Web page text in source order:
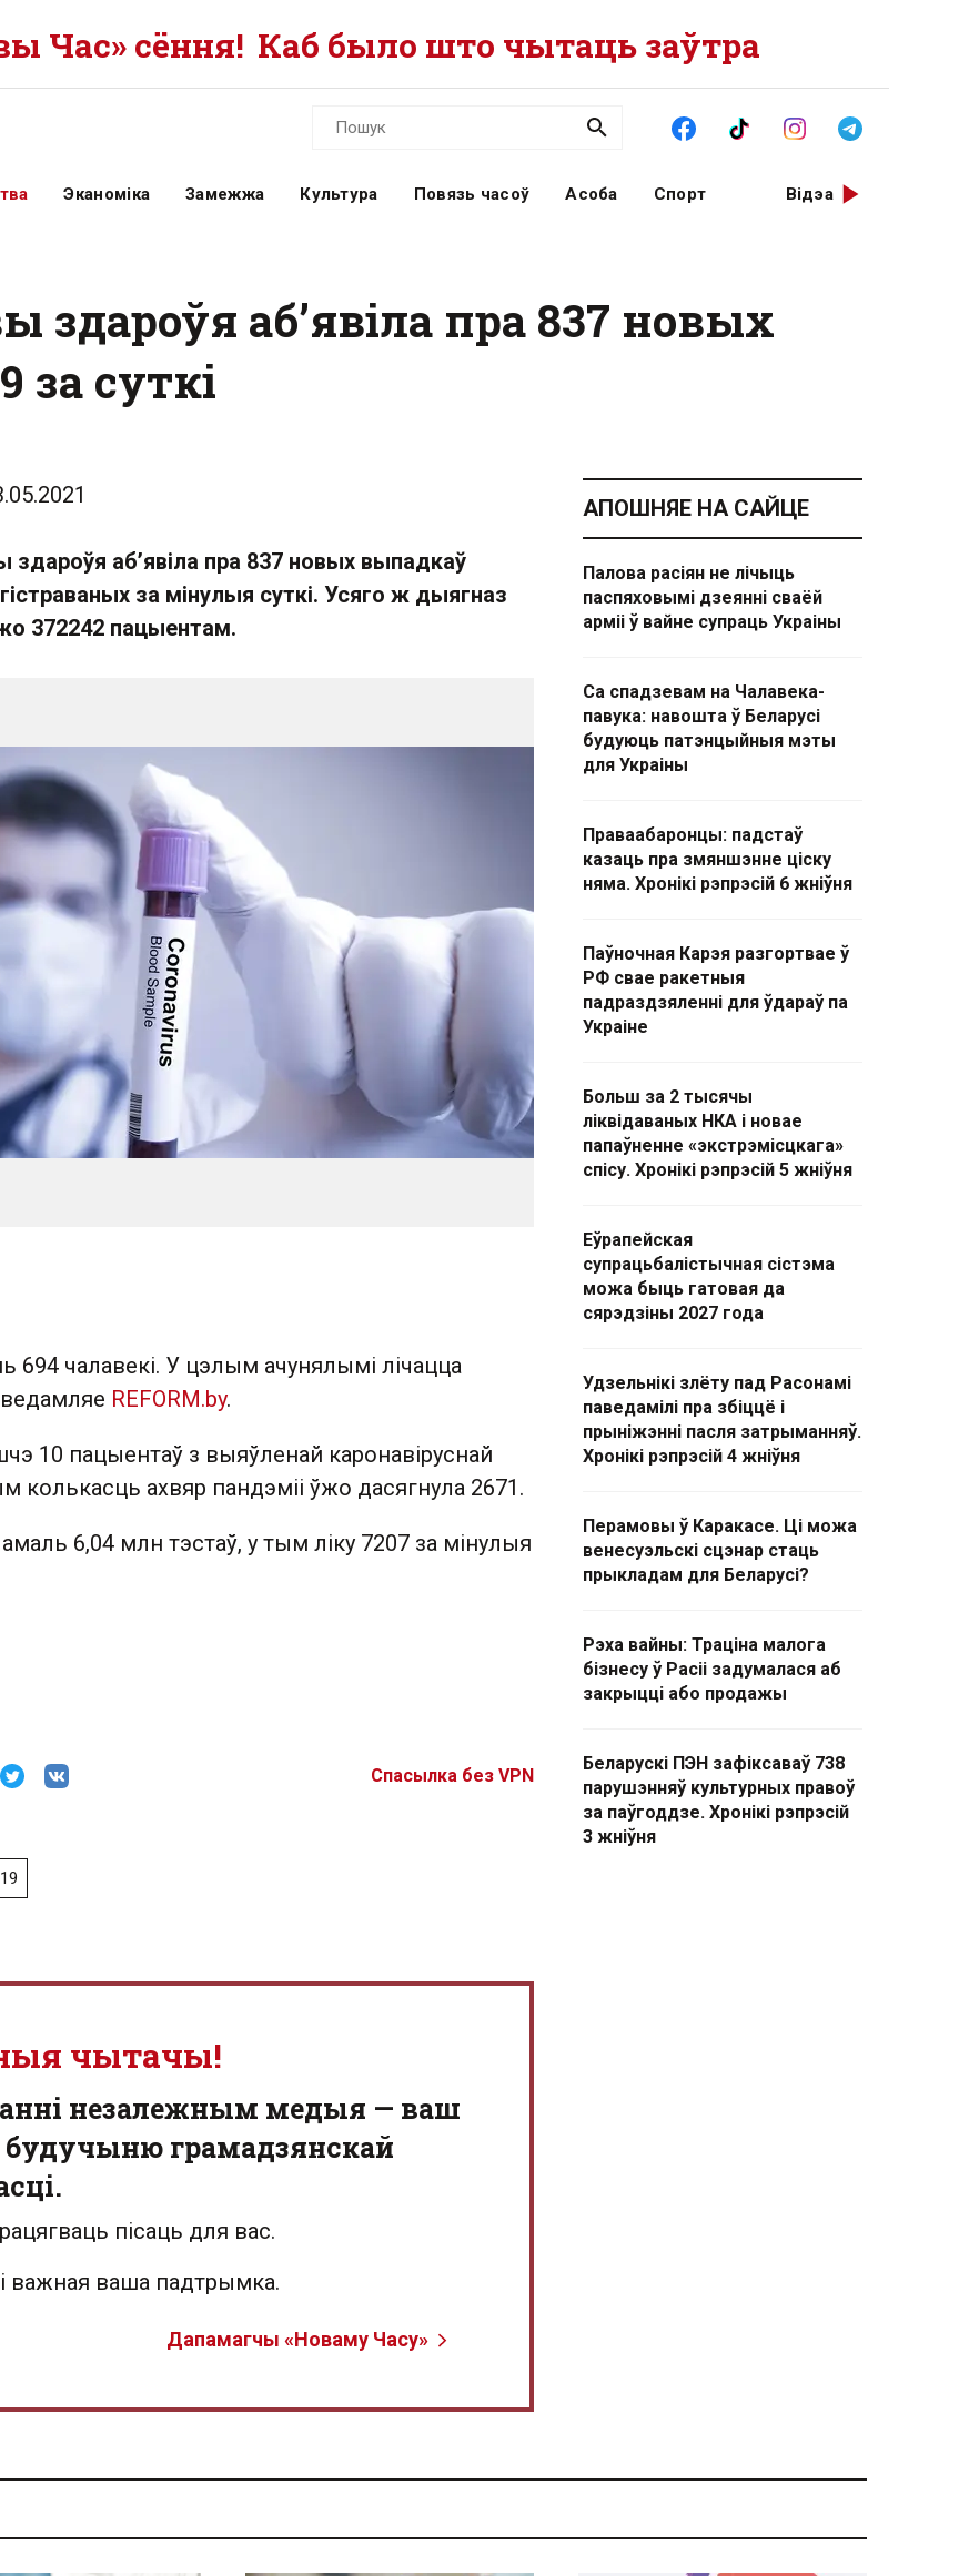
Час» сёння! Каб было што чытаць заўтра
Эканоміка Замежжа Культура Повязь часоў Асоба Спорт Відэа
здароўя аб’явіла пра 837 новых
за суткі
здароўя аб’явіла пра 837 новых выпадкаў
за мінулыя суткі. Усяго ж дыягназ
372242 пацыентам.
694 чалавекі. У цэлым ачунялымі лічацца
REFORM.by.
10 пацыентаў з выяўленай каронавіруснай
колькасць ахвяр пандэміі ўжо дасягнула 2671.
6,04 млн тэстаў, у тым ліку 7207 за мінулыя
Спасылка без VPN
чытачы!
незалежным медыя — ваш
будучыню грамадзянскай
пісаць для вас.
важная ваша падтрымка.
Дапамагчы «Новаму Часу»
АПОШНЯЕ НА САЙЦЕ
Палова расіян не лічыць
паспяховымі дзеянні сваёй
арміі ў вайне супраць Украіны
Са спадзевам на Чалавека-
павука: навошта ў Беларусі
будуюць патэнцыйныя мэты
для Украіны
Праваабаронцы: падстаў
казаць пра змяншэнне ціску
няма. Хронікі рэпрэсій 6 жніўня
Паўночная Карэя разгортвае ў
РФ свае ракетныя
падраздзяленні для ўдараў па
Украіне
Больш за 2 тысячы
ліквідаваных НКА і новае
папаўненне «экстрэмісцкага»
спісу. Хронікі рэпрэсій 5 жніўня
Еўрапейская
супрацьбалістычная сістэма
можа быць гатовая да
сярэдзіны 2027 года
Удзельнікі злёту пад Расонамі
паведамілі пра збіццё і
прыніжэнні пасля затрыманняў.
Хронікі рэпрэсій 4 жніўня
Перамовы ў Каракасе. Ці можа
венесуэльскі сцэнар стаць
прыкладам для Беларусі?
Рэха вайны: Траціна малога
бізнесу ў Расіі задумалася аб
закрыцці або продажы
Беларускі ПЭН зафіксаваў 738
парушэнняў культурных правоў
за паўгоддзе. Хронікі рэпрэсій
3 жніўня